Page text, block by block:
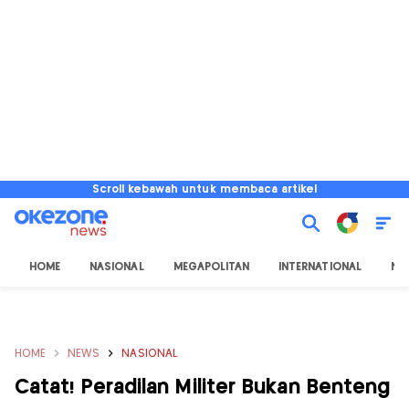
Scroll kebawah untuk membaca artikel
HOME NASIONAL MEGAPOLITAN INTERNATIONAL
HOME NEWS NASIONAL
Catat! Peradilan Militer Bukan Benteng